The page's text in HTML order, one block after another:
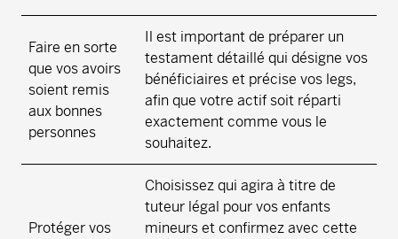
Faire en sorte
que vos avoirs
soient remis
aux bonnes
personnes
Il est important de préparer un
testament détaillé qui désigne vos
bénéficiaires et précise vos legs,
afin que votre actif soit réparti
exactement comme vous le
souhaitez.
Protéger vos
Choisissez qui agira à titre de
tuteur légal pour vos enfants
mineurs et confirmez avec cette